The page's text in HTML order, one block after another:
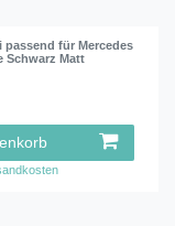
passend für Mercedes
Schwarz Matt